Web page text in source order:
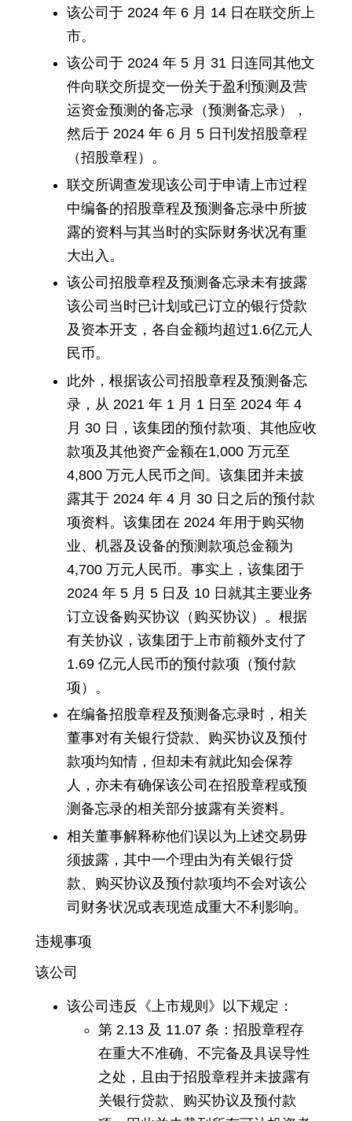
该公司于 2024 年 6 月 14 日在联交所上
市。
该公司于 2024 年 5 月 31 日连同其他文
件向联交所提交一份关于盈利预测及营
运资金预测的备忘录（预测备忘录），
然后于 2024 年 6 月 5 日刊发招股章程
（招股章程）。
联交所调查发现该公司于申请上市过程
中编备的招股章程及预测备忘录中所披
露的资料与其当时的实际财务状况有重
大出入。
该公司招股章程及预测备忘录未有披露
该公司当时已计划或已订立的银行贷款
及资本开支，各自金额均超过1.6亿元人
民币。
此外，根据该公司招股章程及预测备忘
录，从 2021 年 1 月 1 日至 2024 年 4
月 30 日，该集团的预付款项、其他应收
款项及其他资产金额在1,000 万元至
4,800 万元人民币之间。该集团并未披
露其于 2024 年 4 月 30 日之后的预付款
项资料。该集团在 2024 年用于购买物
业、机器及设备的预测款项总金额为
4,700 万元人民币。事实上，该集团于
2024 年 5 月 5 日及 10 日就其主要业务
订立设备购买协议（购买协议）。根据
有关协议，该集团于上市前额外支付了
1.69 亿元人民币的预付款项（预付款
项）。
在编备招股章程及预测备忘录时，相关
董事对有关银行贷款、购买协议及预付
款项均知情，但却未有就此知会保荐
人，亦未有确保该公司在招股章程或预
测备忘录的相关部分披露有关资料。
相关董事解释称他们误以为上述交易毋
须披露，其中一个理由为有关银行贷
款、购买协议及预付款项均不会对该公
司财务状况或表现造成重大不利影响。
违规事项
该公司
该公司违反《上市规则》以下规定：
第 2.13 及 11.07 条：招股章程存
在重大不准确、不完备及具误导性
之处，且由于招股章程并未披露有
关银行贷款、购买协议及预付款